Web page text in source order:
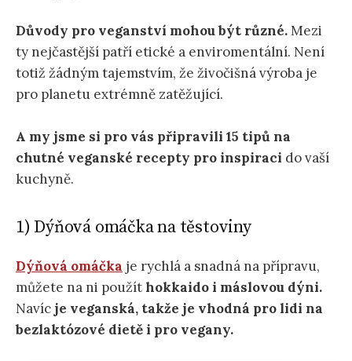
Důvody pro veganství mohou být různé.Mezi
ty nejčastější patří etické a enviromentální. Není
totiž žádným tajemstvím, že živočišná výroba je
pro planetu extrémně zatěžující.
A my jsme si pro vás připravili 15 tipů na
chutné veganské recepty pro inspiraci do vaší
kuchyně.
1) Dýňová omáčka na těstoviny
Dýňová omáčka je rychlá a snadná na přípravu,
můžete na ni použít hokkaido i máslovou dýni.
Navícje veganská, takže je vhodná pro lidi na
bezlaktózové dietě i pro vegany.